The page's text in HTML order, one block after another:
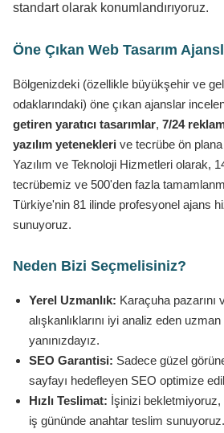
standart olarak konumlandırıyoruz.
Öne Çıkan Web Tasarım
Bölgenizdeki (özellikle büyükşehir ve
odaklarındaki) öne çıkan ajanslar
getiren yaratıcı tasarımlar, 7/24
yazılım yetenekleri ve tecrübe ön plana
Yazılım ve Teknoloji Hizmetleri olarak,
tecrübemiz ve 500'den fazla
Türkiye'nin 81 ilinde profesyonel ajans
sunuyoruz.
Neden Bizi Seçmelisiniz?
Yerel Uzmanlık: Karaçuha pazarını
alışkanlıklarını iyi analiz eden
yanınızdayız.
SEO Garantisi: Sadece güzel
sayfayı hedefleyen SEO optimize
Hızlı Teslimat: İşinizi
iş gününde anahtar teslim sunuyoruz.